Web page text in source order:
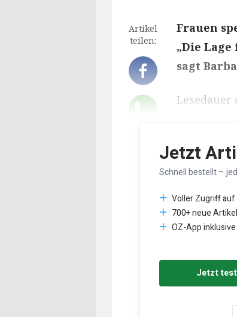
Artikel
teilen:
Frauen
„Die
sagt
Lesedauer
Jetzt
Schnell bestellt –
Voller Zugriff
700+ neue
OZ-App inklusive
Jetzt